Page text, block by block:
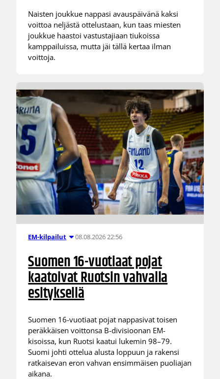
Naisten joukkue nappasi avauspäivänä kaksi
voittoa neljästä ottelustaan, kun taas miesten
joukkue haastoi vastustajiaan tiukoissa
kamppailuissa, mutta jäi tällä kertaa ilman
voittoja.
EM-kilpailut 08.08.2026 22:56
Suomen 16-vuotiaat pojat
kaatoivat Ruotsin vahvalla
esityksellä
Suomen 16-vuotiaat pojat nappasivat toisen
peräkkäisen voittonsa B-divisioonan EM-
kisoissa, kun Ruotsi kaatui lukemin 98–79.
Suomi johti ottelua alusta loppuun ja rakensi
ratkaisevan eron vahvan ensimmäisen puoliajan
aikana.